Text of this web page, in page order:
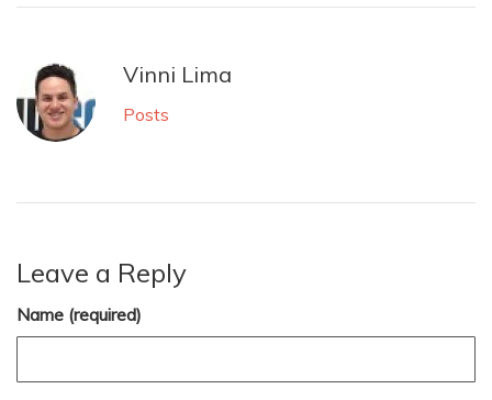
Vinni Lima
Posts
Leave a Reply
Name (required)